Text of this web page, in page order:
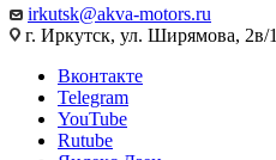
irkutsk@akva-motors.ru
г. Иркутск, ул. Ширямова, 2в/1
Вконтакте
Telegram
YouTube
Rutube